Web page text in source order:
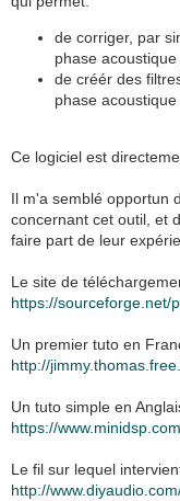
de corriger, par
phase
de créér des
phase
Ce logiciel est
Il m'a semblé opportun
concernant cet outil, et
faire part de leur
Le site de
https://sourceforge.net/
Un premier tuto en
http://
Un tuto simple en
https://
Le fil sur lequel
http://